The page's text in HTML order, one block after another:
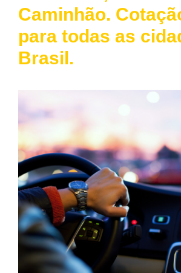
Caminhão.
para todas as
Brasil.